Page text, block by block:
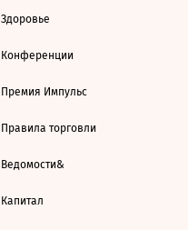
Здоровье
Конференции
Премия Импульс
Правила торговли
Ведомости&
Капитал